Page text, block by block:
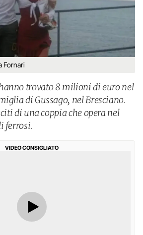
Fornari
trovato 8 milioni di euro nel
di Gussago, nel Bresciano.
di una coppia che opera nel
ferrosi.
VIDEO CONSIGLIATO